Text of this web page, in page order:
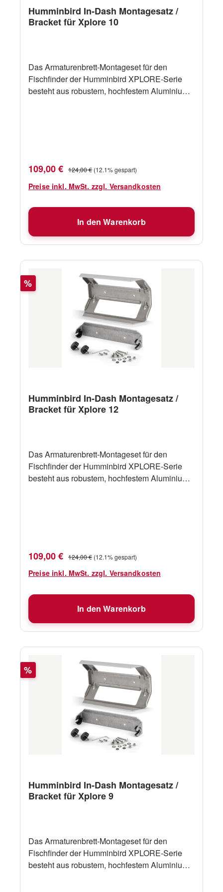
Humminbird In-Dash Montagesatz /
Bracket für Xplore 10
Das Armaturenbrett-Montageset für den
Fischfinder der Humminbird XPLORE-Serie
besteht aus robustem, hochfestem Aluminium
notwendigen Montageteile
Verkaufspreis:
109,00 € Regulärer Preis:
124,00 € (12.1% gespart)
Preise inkl. MwSt. zzgl. Versandkosten
In den Warenkorb
Rabatt
%
Humminbird In-Dash Montagesatz /
Bracket für Xplore 12
Das Armaturenbrett-Montageset für den
Fischfinder der Humminbird XPLORE-Serie
besteht aus robustem, hochfestem Aluminium
notwendigen Montageteile
Verkaufspreis:
109,00 € Regulärer Preis:
124,00 € (12.1% gespart)
Preise inkl. MwSt. zzgl. Versandkosten
In den Warenkorb
Rabatt
%
Humminbird In-Dash Montagesatz /
Bracket für Xplore 9
Das Armaturenbrett-Montageset für den
Fischfinder der Humminbird XPLORE-Serie
besteht aus robustem, hochfestem Aluminium